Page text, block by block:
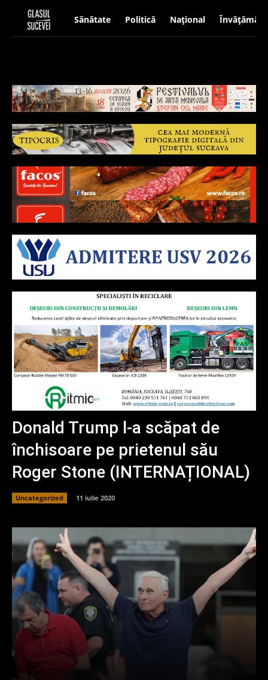
Sănătate Politică Național Învățământ
Donald Trump l-a scăpat de
închisoare pe prietenul său
Roger Stone (INTERNAȚIONAL)
Uncategorized 11 iulie 2020